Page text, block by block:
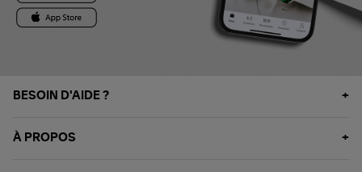
BESOIN D'AIDE ?
À PROPOS